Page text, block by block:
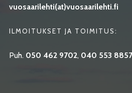
vuosaarilehti(at)vuosaarilehti.fi
ILMOITUKSET JA TOIMITUS:
Puh. 050 462 9702, 040 553 8857